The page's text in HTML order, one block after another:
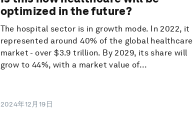
optimized in the future?
The hospital sector is in growth mode. In 2022, it
represented around 40% of the global healthcare
market - over $3.9 trillion. By 2029, its share will
grow to 44%, with a market value of...
2024年12月19日